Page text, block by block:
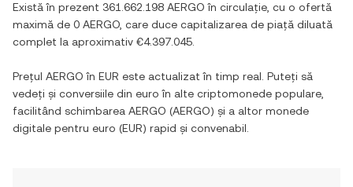
Există în prezent 361.662.198 AERGO în circulație, cu o ofertă
maximă de 0 AERGO , care duce capitalizarea de piață diluată
complet la aproximativ €4.397.045
Prețul AERGO în EUR este actualizat în timp real. Puteți să
vedeți și conversiile din euro în alte criptomonede populare,
facilitând schimbarea AERGO (AERGO) și a altor monede
digitale pentru euro (EUR) rapid și convenabil.